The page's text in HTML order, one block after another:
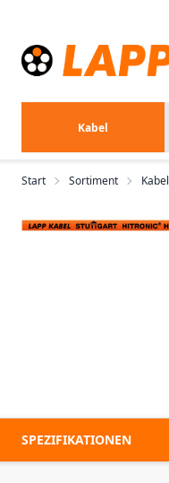
Kabel
Start Sortiment Kabel
SPEZIFIKATIONEN